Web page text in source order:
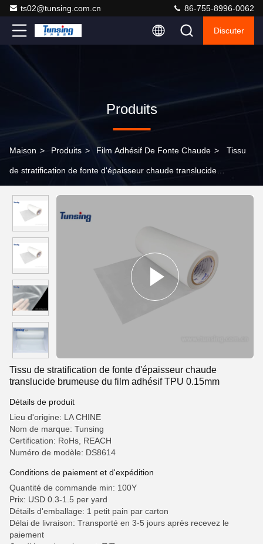
ts02@tunsing.com.cn 86-755-8996-0062
Discuter
Produits
Maison > Produits > Film Adhésif De Fonte Chaude > Tissu
de stratification de fonte d'épaisseur chaude translucide
Tissu de stratification de fonte d'épaisseur chaude
translucide brumeuse du film adhésif TPU 0.15mm
Détails de produit
Lieu d'origine: LA CHINE
Nom de marque: Tunsing
Certification: RoHs, REACH
Numéro de modèle: DS8614
Conditions de paiement et d'expédition
Quantité de commande min: 100Y
Prix: USD 0.3-1.5 per yard
Détails d'emballage: 1 petit pain par carton
Délai de livraison: Transporté en 3-5 jours après recevez le
paiement